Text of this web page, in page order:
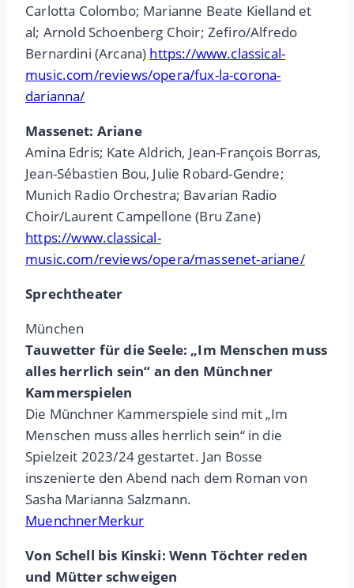
Carlotta Colombo; Marianne Beate Kielland et
al; Arnold Schoenberg Choir; Zefiro/Alfredo
Bernardini (Arcana) https://www.classical-
music.com/reviews/opera/fux-la-corona-
darianna/
Massenet: Ariane
Amina Edris; Kate Aldrich, Jean-François Borras,
Jean-Sébastien Bou, Julie Robard-Gendre;
Munich Radio Orchestra; Bavarian Radio
Choir/Laurent Campellone (Bru Zane)
https://www.classical-
music.com/reviews/opera/massenet-ariane/
Sprechtheater
München
Tauwetter für die Seele: „Im Menschen muss
alles herrlich sein“ an den Münchner
Kammerspielen
Die Münchner Kammerspiele sind mit „Im
Menschen muss alles herrlich sein“ in die
Spielzeit 2023/24 gestartet. Jan Bosse
inszenierte den Abend nach dem Roman von
Sasha Marianna Salzmann.
MuenchnerMerkur
Von Schell bis Kinski: Wenn Töchter reden
und Mütter schweigen